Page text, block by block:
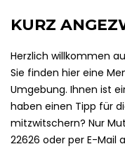
KURZ
Herzlich willkommen
Sie finden hier eine
Umgebung. Ihnen ist
haben einen Tipp für
mitzwitschern? Nur
22626 oder per E-Mail